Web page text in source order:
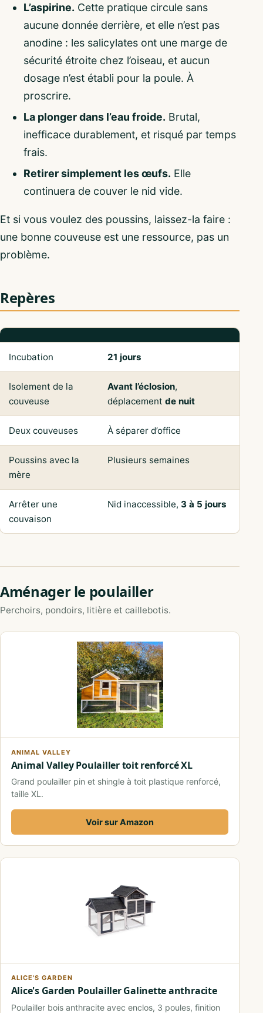
L’aspirine. Cette pratique circule sans
aucune donnée derrière, et elle n’est pas
anodine : les salicylates ont une marge de
sécurité étroite chez l’oiseau, et aucun
dosage n’est établi pour la poule. À
proscrire.
La plonger dans l’eau froide. Brutal,
inefficace durablement, et risqué par temps
frais.
Retirer simplement les œufs. Elle
continuera de couver le nid vide.
Et si vous voulez des poussins, laissez-la faire :
une bonne couveuse est une ressource, pas un
problème.
Repères
Incubation 21 jours
Isolement de la
couveuse
Avant l’éclosion,
déplacementde nuit
Deux couveuses À séparer d’office
Poussins avec la
mère
Plusieurs semaines
Arrêter une
couvaison
Nid inaccessible, 3 à 5 jours
Aménager le poulailler
Perchoirs, pondoirs, litière et caillebotis.
ANIMAL VALLEY
Animal Valley Poulailler toit renforcé XL
Grand poulailler pin et shingle à toit plastique renforcé,
taille XL.
Voir sur Amazon
ALICE'S GARDEN
Alice's Garden Poulailler Galinette anthracite
Poulailler bois anthracite avec enclos, 3 poules, finition